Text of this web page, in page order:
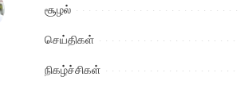
சூழல்
செய்திகள்
நிகழ்ச்சிகள்